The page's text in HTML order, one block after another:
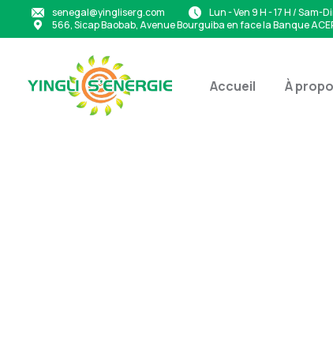
senegal@yingliserg.com
Lun - Ven 9 H - 17 H / Sam-
566, Sicap Baobab, Avenue Bourguiba en face la Banque
Accueil À